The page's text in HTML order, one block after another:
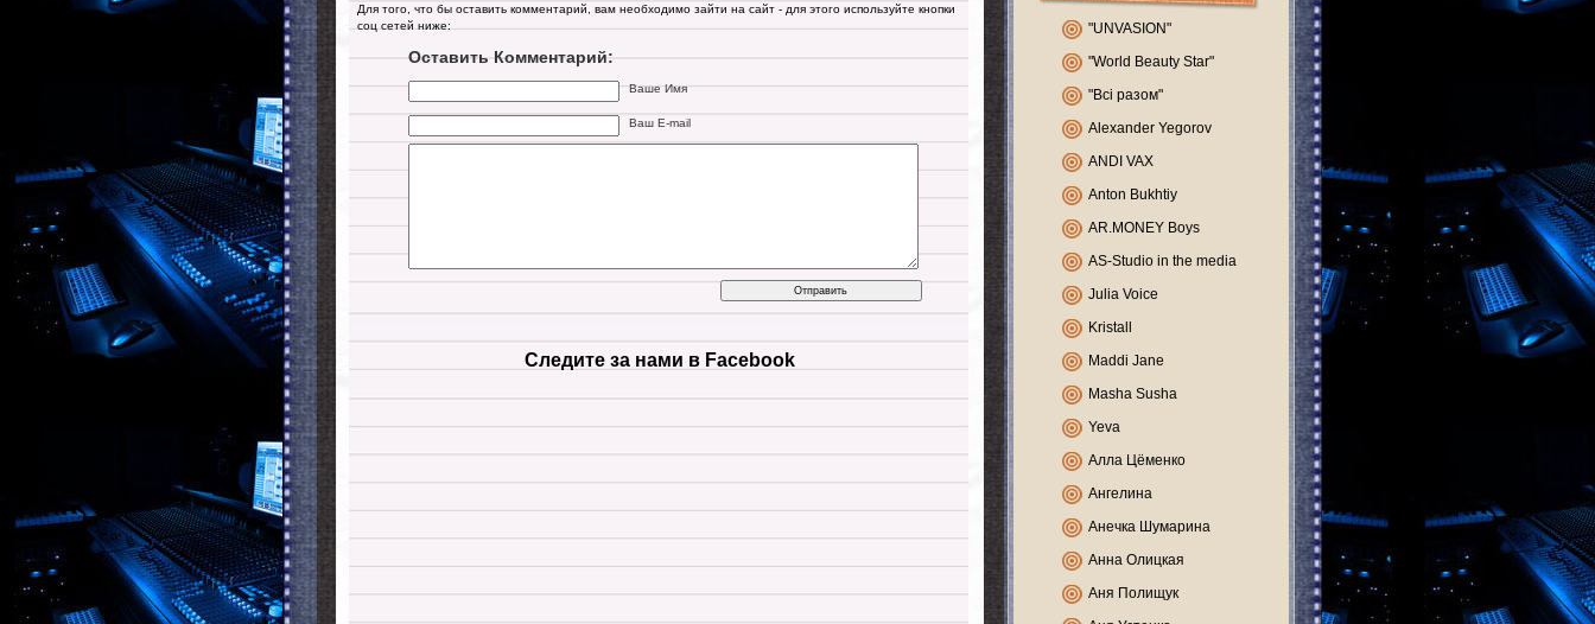
Для того, что бы оставить комментарий, вам необходимо зайти на сайт - для этого используйте кнопки
соц сетей ниже:
Оставить Комментарий:
Ваше Имя
Ваш E-mail
Следите за нами в Facebook
"UNVASION"
"World Beauty Star"
"Всі разом"
Alexander Yegorov
ANDI VAX
Anton Bukhtiy
AR.MONEY Boys
AS-Studio in the media
Julia Voice
Kristall
Maddi Jane
Masha Susha
Yeva
Алла Цёменко
Ангелина
Анечка Шумарина
Анна Олицкая
Аня Полищук